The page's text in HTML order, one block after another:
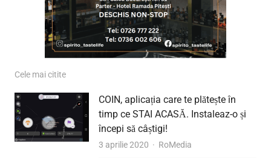
Cele mai citite
COIN, aplicația care te plătește în
timp ce STAI ACASĂ. Instaleaz-o și
începi să câștigi!
3 aprilie 2020 Author
RoMedia